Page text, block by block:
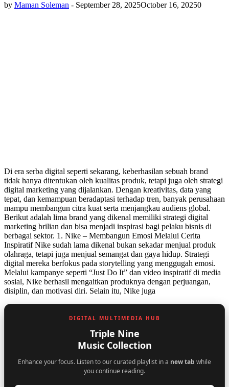
by Maman Soleman - September 28, 2025October 16, 20250
Di era serba digital seperti sekarang, keberhasilan sebuah brand
tidak hanya ditentukan oleh kualitas produk, tetapi juga oleh strategi
digital marketing yang dijalankan. Dengan kreativitas, data yang
tepat, dan kemampuan beradaptasi terhadap tren, banyak perusahaan
mampu membangun citra kuat serta menjangkau audiens global.
Berikut adalah lima brand yang dikenal memiliki strategi digital
marketing brilian dan bisa menjadi inspirasi bagi pelaku bisnis di
berbagai sektor. 1. Nike – Membangun Emosi Melalui Cerita
Inspiratif Nike sudah lama dikenal bukan sekadar menjual produk
olahraga, tetapi juga menjual semangat dan gaya hidup. Strategi
digital mereka berfokus pada storytelling yang menggugah emosi.
Melalui kampanye seperti “Just Do It” dan video inspiratif di media
sosial, Nike berhasil mengaitkan produknya dengan perjuangan,
disiplin, dan motivasi diri. Selain itu, Nike juga
DIGITAL MULTIMEDIA HUB
Triple Nine
Music Collection
Enhance your focus. Listen to our curated playlist in a new tab while
you continue reading.